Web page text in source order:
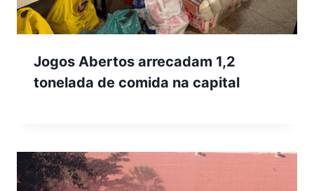
Jogos Abertos arrecadam 1,2
tonelada de comida na capital